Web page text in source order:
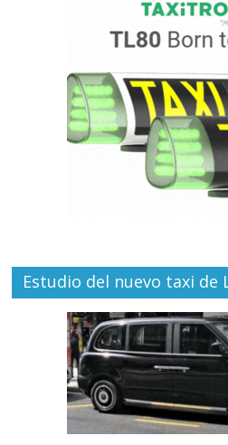
Estudio del nuevo taxi de